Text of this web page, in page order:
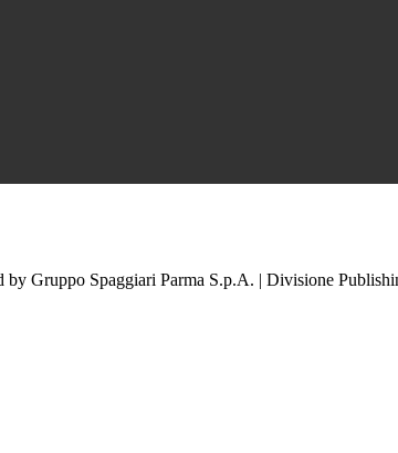
by Gruppo Spaggiari Parma S.p.A. | Divisione